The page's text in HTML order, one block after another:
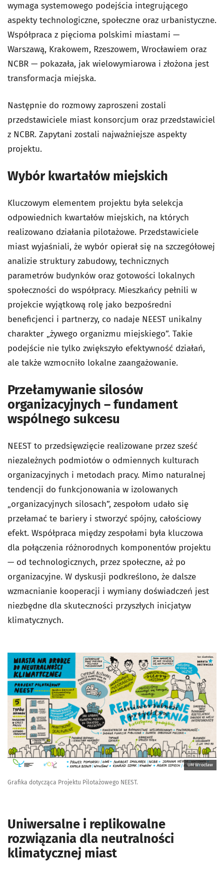
wymaga systemowego podejścia integrującego
aspekty technologiczne, społeczne oraz urbanistyczne.
Współpraca z pięcioma polskimi miastami —
Warszawą, Krakowem, Rzeszowem, Wrocławiem oraz
NCBR — pokazała, jak wielowymiarowa i złożona jest
transformacja miejska.
Następnie do rozmowy zaproszeni zostali
przedstawiciele miast konsorcjum oraz przedstawiciel
z NCBR. Zapytani zostali najważniejsze aspekty
projektu.
Wybór kwartałów miejskich
Kluczowym elementem projektu była selekcja
odpowiednich kwartałów miejskich, na których
realizowano działania pilotażowe. Przedstawiciele
miast wyjaśniali, że wybór opierał się na szczegółowej
analizie struktury zabudowy, technicznych
parametrów budynków oraz gotowości lokalnych
społeczności do współpracy. Mieszkańcy pełnili w
projekcie wyjątkową rolę jako bezpośredni
beneficjenci i partnerzy, co nadaje NEEST unikalny
charakter „żywego organizmu miejskiego”. Takie
podejście nie tylko zwiększyło efektywność działań,
ale także wzmocniło lokalne zaangażowanie.
Przełamywanie silosów
organizacyjnych – fundament
wspólnego sukcesu
NEEST to przedsięwzięcie realizowane przez sześć
niezależnych podmiotów o odmiennych kulturach
organizacyjnych i metodach pracy. Mimo naturalnej
tendencji do funkcjonowania w izolowanych
„organizacyjnych silosach”, zespołom udało się
przełamać te bariery i stworzyć spójny, całościowy
efekt. Współpraca między zespołami była kluczowa
dla połączenia różnorodnych komponentów projektu
— od technologicznych, przez społeczne, aż po
organizacyjne. W dyskusji podkreślono, że dalsze
wzmacnianie kooperacji i wymiany doświadczeń jest
niezbędne dla skuteczności przyszłych inicjatyw
klimatycznych.
UM Wrocław
Grafika dotycząca Projektu Pilotażowego NEEST.
Uniwersalne i replikowalne
rozwiązania dla neutralności
klimatycznej miast